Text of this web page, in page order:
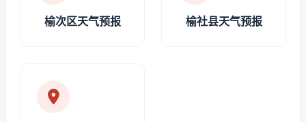
榆次区天气预报 榆社县天气预报